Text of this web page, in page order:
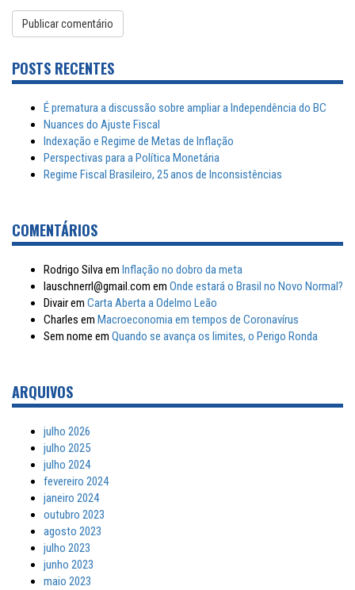
POSTS RECENTES
É prematura a discussão sobre ampliar a Independência do BC
Nuances do Ajuste Fiscal
Indexação e Regime de Metas de Inflação
Perspectivas para a Política Monetária
Regime Fiscal Brasileiro, 25 anos de Inconsistências
COMENTÁRIOS
Rodrigo Silvaem Inflação no dobro da meta
lauschnerrl@gmail.com em Onde estará o Brasil no Novo Normal?
Divairem Carta Aberta a Odelmo Leão
Charles em Macroeconomia em tempos de Coronavírus
Sem nome em Quando se avança os limites, o Perigo Ronda
ARQUIVOS
julho 2026
julho 2025
julho 2024
fevereiro 2024
janeiro 2024
outubro 2023
agosto 2023
julho 2023
junho 2023
maio 2023